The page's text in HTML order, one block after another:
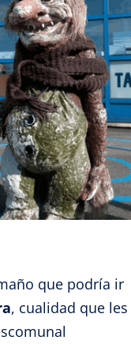
que podría ir
, cualidad que les